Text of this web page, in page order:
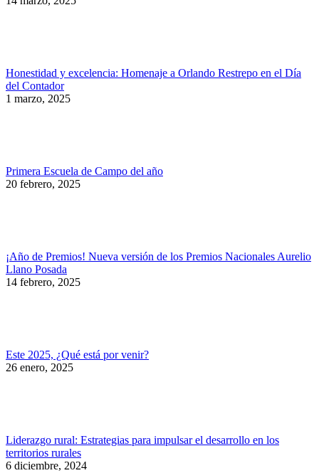
Honestidad y excelencia: Homenaje a Orlando Restrepo en el Día
del Contador
1 marzo, 2025
Primera Escuela de Campo del año
20 febrero, 2025
¡Año de Premios! Nueva versión de los Premios Nacionales Aurelio
Llano Posada
14 febrero, 2025
Este 2025, ¿Qué está por venir?
26 enero, 2025
Liderazgo rural: Estrategias para impulsar el desarrollo en los
territorios rurales
6 diciembre, 2024